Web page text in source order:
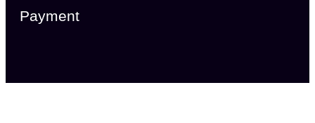
Payment